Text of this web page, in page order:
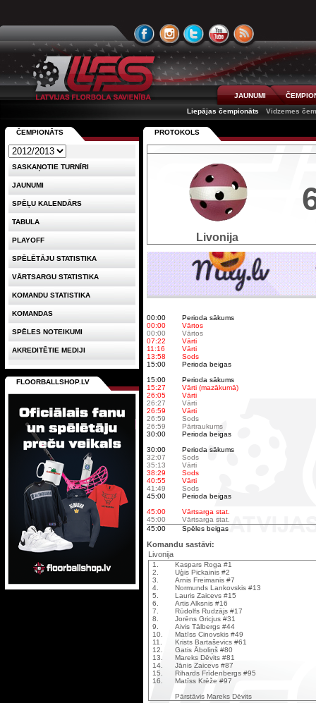
JAUNUMI
Liepājas čempionāts
Vidzemes
PROTOKOLS
Livonija
00:00
Perioda sākums
00:00
Vārtos
00:00
Vārtos
07:22
Vārti
11:16
Vārti
13:58
Sods
15:00
Perioda beigas
15:00
Perioda sākums
15:27
Vārti (mazākumā)
26:05
Vārti
26:27
Vārti
26:59
Vārti
26:59
Sods
26:59
Pārtraukums
30:00
Perioda beigas
30:00
Perioda sākums
32:07
Sods
35:13
Vārti
38:29
Sods
40:55
Vārti
41:49
Sods
45:00
Perioda beigas
45:00
Vārtsarga stat.
45:00
Vārtsarga stat.
45:00
Spēles beigas
Komandu sastāvi:
Livonija
1.
Kaspars Roga #1
2.
Uģis Pickainis #2
3.
Arnis Freimanis #7
4.
Normunds Lankovskis #13
5.
Lauris Zaicevs #15
6.
Artis Alksnis #16
7.
Rūdolfs Rudzājs #17
8.
Jorēns Gricjus #31
9.
Aivis Tālbergs #44
10.
Matīss Cinovskis #49
11.
Krists Bartaševics #61
12.
Gatis Āboliņš #80
13.
Mareks Dēvits #81
14.
Jānis Zaicevs #87
15.
Rihards Frīdenbergs #95
16.
Matīss Krēže #97
Pārstāvis Mareks Dēvits
ČEMPIONĀTS
SASKAŅOTIE TURNĪRI
JAUNUMI
SPĒĻU KALENDĀRS
TABULA
PLAYOFF
SPĒLĒTĀJU STATISTIKA
VĀRTSARGU STATISTIKA
KOMANDU STATISTIKA
KOMANDAS
SPĒLES NOTEIKUMI
AKREDITĒTIE MEDIJI
FLOORBALLSHOP.LV